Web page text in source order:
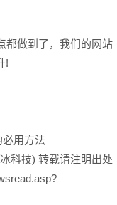
都做到了，我们的网站
!
用方法
科技) 转载请注明出处